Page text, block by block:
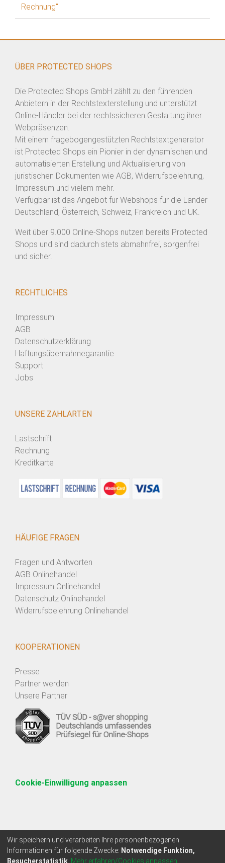
Rechnung“
ÜBER PROTECTED SHOPS
Die Protected Shops GmbH zählt zu den führenden
Anbietern in der Rechtstexterstellung und unterstützt
Online-Händler bei der rechtssicheren Gestaltung ihrer
Webpräsenzen.
Mit einem fragebogengestützten Rechtstextgenerator
ist Protected Shops ein Pionier in der dynamischen und
automatisierten Erstellung und Aktualisierung von
juristischen Dokumenten wie AGB, Widerrufsbelehrung,
Impressum und vielem mehr.
Verfügbar ist das Angebot für Webshops für die Länder
Deutschland, Österreich, Schweiz, Frankreich und UK.
Weit über 9.000 Online-Shops nutzen bereits Protected
Shops und sind dadurch stets abmahnfrei, sorgenfrei
und sicher.
RECHTLICHES
Impressum
AGB
Datenschutzerklärung
Haftungsübernahmegarantie
Support
Jobs
UNSERE ZAHLARTEN
Lastschrift
Rechnung
Kreditkarte
HÄUFIGE FRAGEN
Fragen und Antworten
AGB Onlinehandel
Impressum Onlinehandel
Datenschutz Onlinehandel
Widerrufsbelehrung Onlinehandel
KOOPERATIONEN
Presse
Partner werden
Unsere Partner
Cookie-Einwilligung anpassen
Wir speichern und verarbeiten Ihre personenbezogenen
Informationen für folgende Zwecke: Notwendige Funktion,
Besucherstatistik Mehr erfahren/Cookies anpassen...